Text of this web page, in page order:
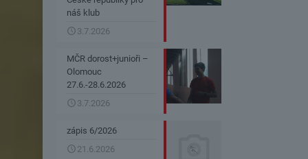
náš klub
3.7.2026
MČR dorost+junioři –
Olomouc
27.6.-28.6.2026
3.7.2026
zápis 6/2026
21.6.2026